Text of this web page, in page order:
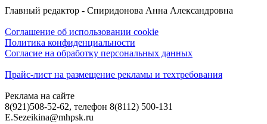
Главный редактор - Спиридонова Анна Александровна
Соглашение об использовании cookie
Политика конфиденциальности
Согласие на обработку персональных данных
Прайс-лист на размещение рекламы и техтребования
Реклама на сайте
8(921)508-52-62, телефон 8(8112) 500-131
E.Sezeikina@mhpsk.ru